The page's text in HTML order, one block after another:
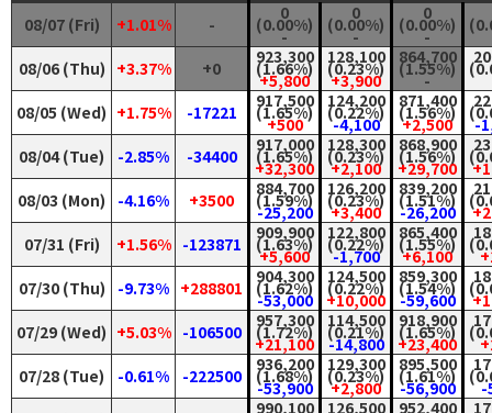
08/07 (Fri) +1.01% -
0
(0.00%)
-
0
(0.00%)
-
0
(0.00%)
-
08/06 (Thu) +3.37% +0
923,300
(1.66%)
+5,800
128,100
(0.23%)
+3,900
864,700
(1.55%)
-
08/05 (Wed) +1.75% -17221
917,500
(1.65%)
+500
124,200
(0.22%)
-4,100
871,400
(1.56%)
+2,500
-
08/04 (Tue)
-2.85% -34400
917,000
(1.65%)
+32,300
128,300
(0.23%)
+2,100
868,900
(1.56%)
+29,700
08/03 (Mon)
-4.16% +3500
884,700
(1.59%)
-25,200
126,200
(0.23%)
+3,400
839,200
(1.51%)
-26,200
07/31 (Fri)
+1.56% -123871
909,900
(1.63%)
+5,600
122,800
(0.22%)
-1,700
865,400
(1.55%)
+6,100
07/30 (Thu)
-9.73% +288801
904,300
(1.62%)
-53,000
124,500
(0.22%)
+10,000
859,300
(1.54%)
-59,600
07/29 (Wed) +5.03% -106500
957,300
(1.72%)
+21,100
114,500
(0.21%)
-14,800
918,900
(1.65%)
+23,400
07/28 (Tue)
-0.61% -222500
936,200
(1.68%)
-53,900
129,300
(0.23%)
+2,800
895,500
(1.61%)
-56,900
-
990,100 126,500 952,400